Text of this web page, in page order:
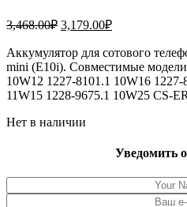
3,468.00₽ Первоначальная
составляла
3,468.00₽.
3,179.00₽Текущая
3,179.00₽.
Аккумулятор для сотового
mini (E10i). Совместимые
10W12 1227-8101.1 10W16
11W15 1228-9675.1 10W25 CS-
Нет в наличии
Уведомить